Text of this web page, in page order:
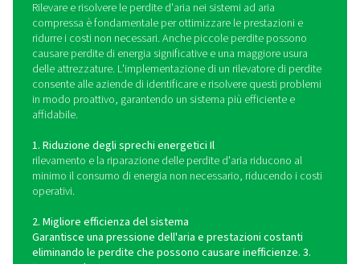
pressurizzati. Quando l'aria fuoriesce attraverso
aperture, genera un rumore ad alta frequenza al di
portata dell'udito umano. I dispositivi di
perdite utilizzano sensori specializzati per rilevare
sonore e convertirle in un segnale acustico o
consentendo ai tecnici di individuare l'esatta
dati in tempo reale e l'integrazione con i sistemi di
per l'analisi continua e la manutenzione
Localizzando e quantificando rapidamente le
correttive immediate, riducendo gli sprechi e
l'utilizzo dell'aria compressa.